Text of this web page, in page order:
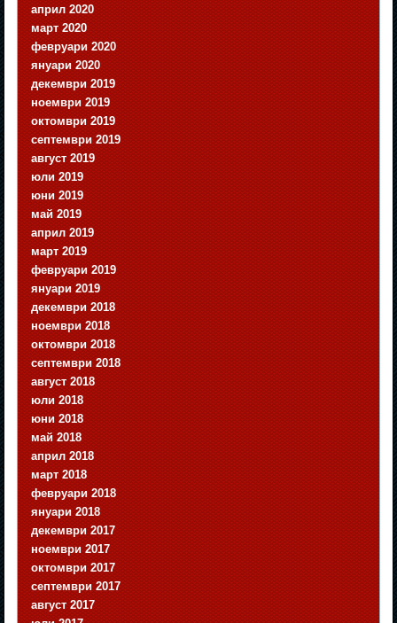
април 2020
март 2020
февруари 2020
януари 2020
декември 2019
ноември 2019
октомври 2019
септември 2019
август 2019
юли 2019
юни 2019
май 2019
април 2019
март 2019
февруари 2019
януари 2019
декември 2018
ноември 2018
октомври 2018
септември 2018
август 2018
юли 2018
юни 2018
май 2018
април 2018
март 2018
февруари 2018
януари 2018
декември 2017
ноември 2017
октомври 2017
септември 2017
август 2017